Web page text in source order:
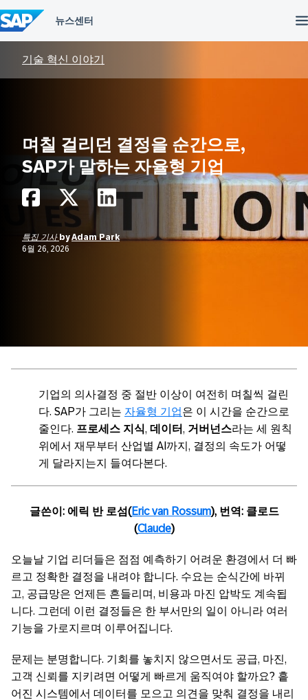
텐
츠
건
기술 혁신 이야기
며칠 걸리던 결정을 순간으로,
SAP가 말하는 자율형 기업
특집 기사 byAdam Park
6월 26, 2026
기업의 의사결정 중 절반 이상이 여전히 며칠씩 걸린
다. SAP가 그리는 자율형 기업은 이 시간을 순간으로
줄인다. 프로세스 지식, 데이터, 거버넌스라는 세 원칙
위에서 재무부터 산업별 AI까지, 결정의 속도가 어떻
게 달라지는지 들여다본다.
글쓴이: 에릭 반 로섬(Eric van Rossum), 번역: 클로드
(Claude)
오늘날 기업 리더들은 점점 예측하기 어려운 환경에서 더 빠
르고 정확한 결정을 내려야 합니다. 수요는 순식간에 바뀌
고, 공급망은 언제든 흔들리며, 비용과 마진 압박도 계속됩
니다. 그런데 이런 결정들은 한 부서만의 일이 아니라 여러
기능을 가로지르며 이루어집니다.
문제는 분명합니다. 기회를 놓치지 않으면서도 공급, 마진,
고객 신뢰를 지키려면 어떻게 빠르게 움직여야 할까요? 흩
어진 시스템에서 데이터를 모으고 의견을 맞춰 결정을 내리